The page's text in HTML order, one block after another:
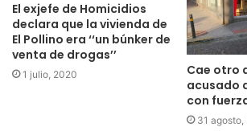
El exjefe de Homicidios
declara que la vivienda de
El Pollino era ‘‘un búnker de
venta de drogas’’
1 julio, 2020
Cae otro
acusado
con
31 agosto,